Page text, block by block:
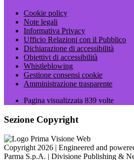
Cookie policy
Note legali
Informativa Privacy
Ufficio Relazioni con il Pubblico
Dichiarazione di accessibilità
Obiettivi di accessibilità
Whistleblowing
Gestione consensi cookie
Amministrazione trasparente
Pagina visualizzata 839 volte
Sezione Copyright
Copyright 2026 | Engineered and
Parma S.p.A. | Divisione Publishing &